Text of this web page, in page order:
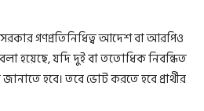
সরকার গণপ্রতিনিধিত্ব আদেশ বা আরপিও
হয়েছে, যদি দুই বা ততোধিক নিবন্ধিত
হবে। তবে ভোট করতে হবে প্রার্থীর